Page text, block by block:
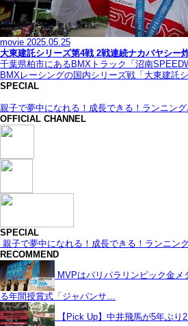
movie 2025.05.25
大東建託シリーズ第4戦 2戦連続ナカバヤシー
千葉県柏市にあるBMXトラック「沼南
BMXレーシングの国内シリーズ戦「大東建託
SPECIAL
親子で夢中になれる！成長できる！ランニン
OFFICIAL CHANNEL
SPECIAL
親子で夢中になれる！成長できる！ランニン
RECOMMEND
MVPはパリパラリンピック金
る年間授賞式「ジャパンサ…
【Pick Up】中井飛馬が5年ぶ